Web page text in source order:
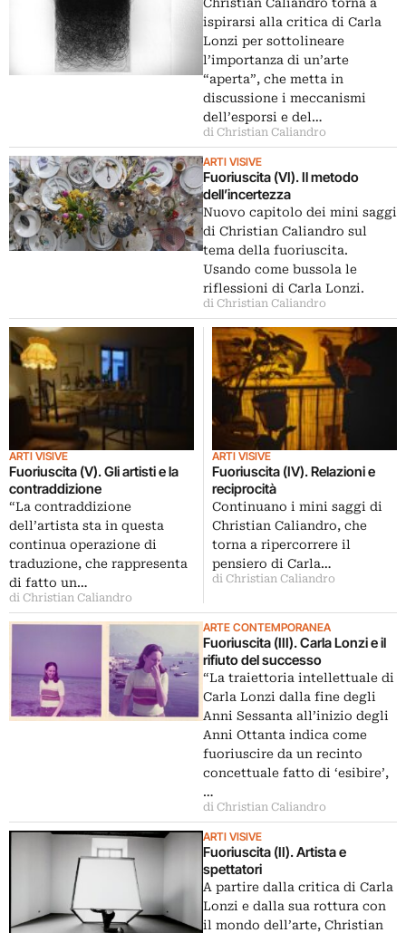
ispirarsi alla critica di Carla
Lonzi per sottolineare
l’importanza di un’arte
“aperta”, che metta in
discussione i meccanismi
dell’esporsi e del…
di Christian Caliandro
ARTI VISIVE
Fuoriuscita (VI). Il metodo
dell’incertezza
Nuovo capitolo dei mini saggi
di Christian Caliandro sul
tema della fuoriuscita.
Usando come bussola le
riflessioni di Carla Lonzi.
di Christian Caliandro
ARTI VISIVE
Fuoriuscita (V). Gli artisti e la
contraddizione
“La contraddizione
dell’artista sta in questa
continua operazione di
traduzione, che rappresenta
di fatto un…
di Christian Caliandro
ARTI VISIVE
Fuoriuscita (IV). Relazioni e
reciprocità
Continuano i mini saggi di
Christian Caliandro, che
torna a ripercorrere il
pensiero di Carla…
di Christian Caliandro
ARTE CONTEMPORANEA
Fuoriuscita (III). Carla Lonzi e il
rifiuto del successo
“La traiettoria intellettuale di
Carla Lonzi dalla fine degli
Anni Sessanta all’inizio degli
Anni Ottanta indica come
fuoriuscire da un recinto
concettuale fatto di ‘esibire’,
…
di Christian Caliandro
ARTI VISIVE
Fuoriuscita (II). Artista e
spettatori
A partire dalla critica di Carla
Lonzi e dalla sua rottura con
il mondo dell’arte, Christian